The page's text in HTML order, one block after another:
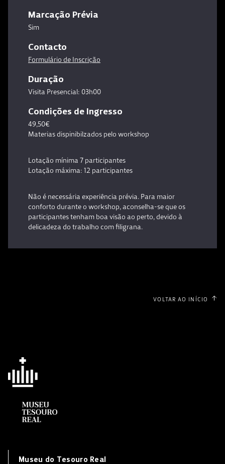
Marcação Prévia
Sim
Contacto
Formulário de Inscrição
Duração
Visita Presencial: 03h00
Condições de Ingresso
49,50€
Materias dispinibilzados pelo workshop
Lotação mínima 7 participantes
Lotação máxima: 12 participantes
Não é necessária experiência prévia. Para maior
conforto durante o workshop, aconselha-se que os
participantes tenham boa visão ao perto, devido à
delicadeza do trabalho com filigrana.
VOLTAR AO INÍCIO
Museu do Tesouro Real